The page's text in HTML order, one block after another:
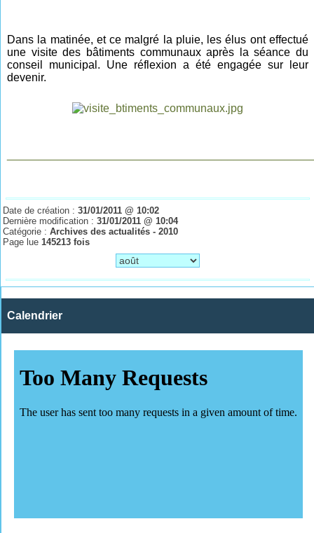
Dans la matinée, et ce malgré la pluie, les élus ont effectué
une visite des bâtiments communaux après la séance du
conseil municipal. Une réflexion a été engagée sur leur
devenir.
Date de création :31/01/2011 @ 10:02
Dernière modification :31/01/2011 @ 10:04
Catégorie :Archives des actualités - 2010
Page lue 145213 fois
Calendrier